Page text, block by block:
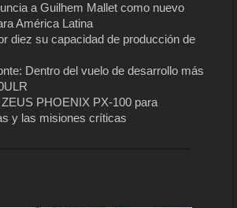
a Guilhem Mallet como nuevo
América Latina
diez su capacidad de producción de
Dentro del vuelo de desarrollo más
PHOENIX PX-100 para
y las misiones críticas